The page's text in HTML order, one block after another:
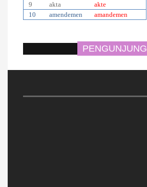
9
akta
akte
10
amendemen amandemen
PENGUNJUNG